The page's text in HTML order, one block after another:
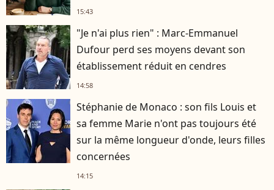
15:43
"Je n'ai plus rien" : Marc-Emmanuel
Dufour perd ses moyens devant son
établissement réduit en cendres
14:58
Stéphanie de Monaco : son fils Louis et
sa femme Marie n'ont pas toujours été
sur la même longueur d'onde, leurs filles
concernées
14:15